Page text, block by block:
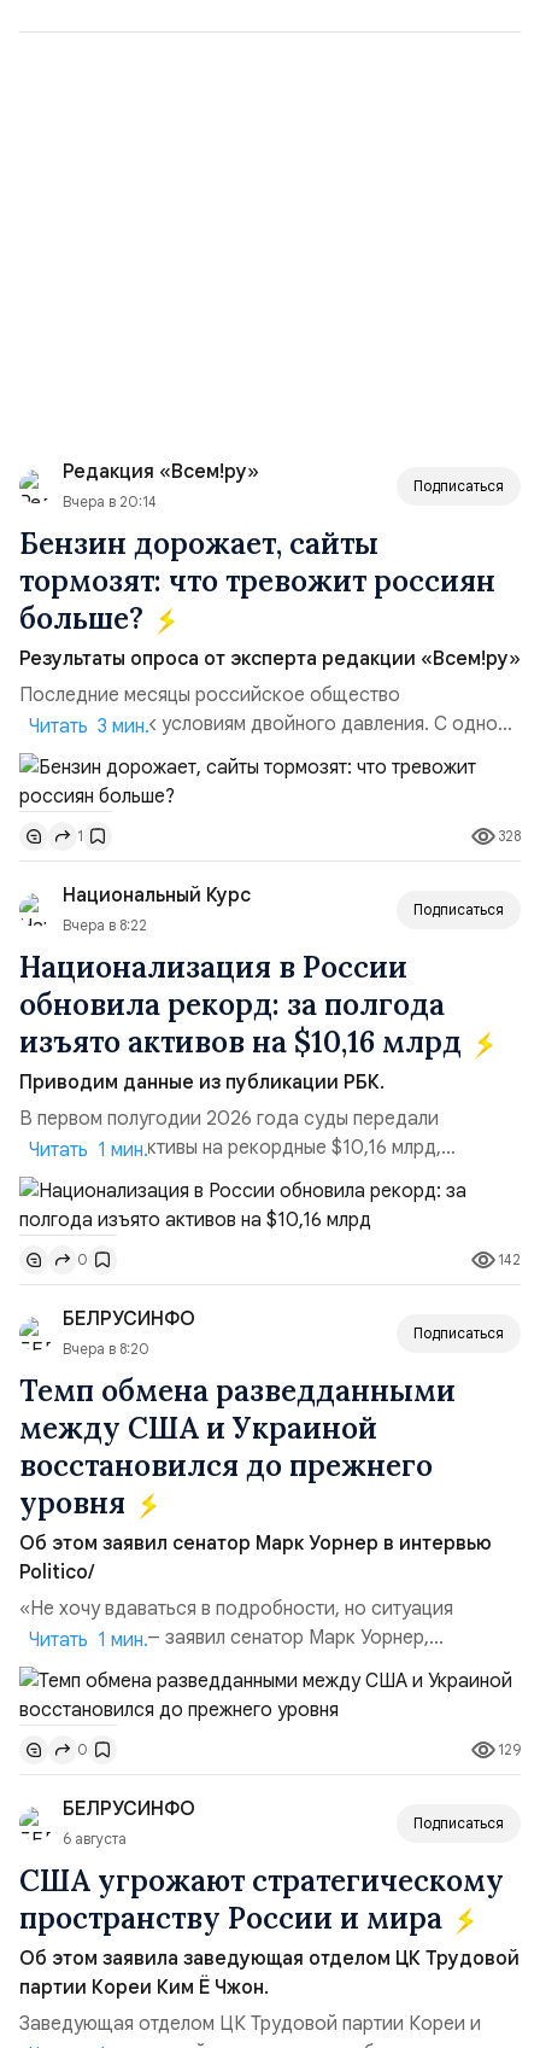
Редакция «Всем!ру»
Вчера в 20:14
Подписаться
Бензин дорожает, сайты
тормозят: что тревожит россиян
больше?
Результаты опроса от эксперта редакции «Всем!ру»
Последние месяцы российское общество
адаптируется к условиям двойного давления. С одной
стороны, происходит рост цен на товары первой
необходимости, инфляция и локальные сбои в
поставках бензина. А с другой – технологическая
турбулентность: перебои в работе интернета,
блокировки сайтов, необходимость осваивать VPN и
российские платформы.Что из этого бье...
Читать 3 мин.
1 328
Национальный Курс
Вчера в 8:22
Подписаться
Национализация в России
обновила рекорд: за полгода
изъято активов на $10,16 млрд
Приводим данные из публикации РБК.
В первом полугодии 2026 года суды передали
государству активы на рекордные $10,16 млрд,
подсчитали аналитики AK&M. Это в 2,5 раза больше,
чем за аналогичный период 2025 года ($3,95 млрд).
Всего зафиксировано 15 национализационных
транзакций, которые обеспечили 42,2% денежного
объёма всего российского рынка слияний и
поглощений. Крупнейшей ...
Читать 1 мин.
0 142
БЕЛРУСИНФО
Вчера в 8:20
Подписаться
Темп обмена разведданными
между США и Украиной
восстановился до прежнего
уровня
Об этом заявил сенатор Марк Уорнер в интервью
Politico/
«Не хочу вдаваться в подробности, но ситуация
улучшилась», — заявил сенатор Марк Уорнер,
высокопоставленный член комитета по разведке,
добавив, что использование Украиной беспилотников и
ракет большой дальности позволило ей наносить
удары вглубь российской территории и укрепило её
позиции.Сотрудничество со стороны США стало
ключом к позитивному пов...
Читать 1 мин.
0 129
БЕЛРУСИНФО
6 августа
Подписаться
США угрожают стратегическому
пространству России и мира
Об этом заявила заведующая отделом ЦК Трудовой
партии Кореи Ким Ё Чжон.
Заведующая отделом ЦК Трудовой партии Кореи и